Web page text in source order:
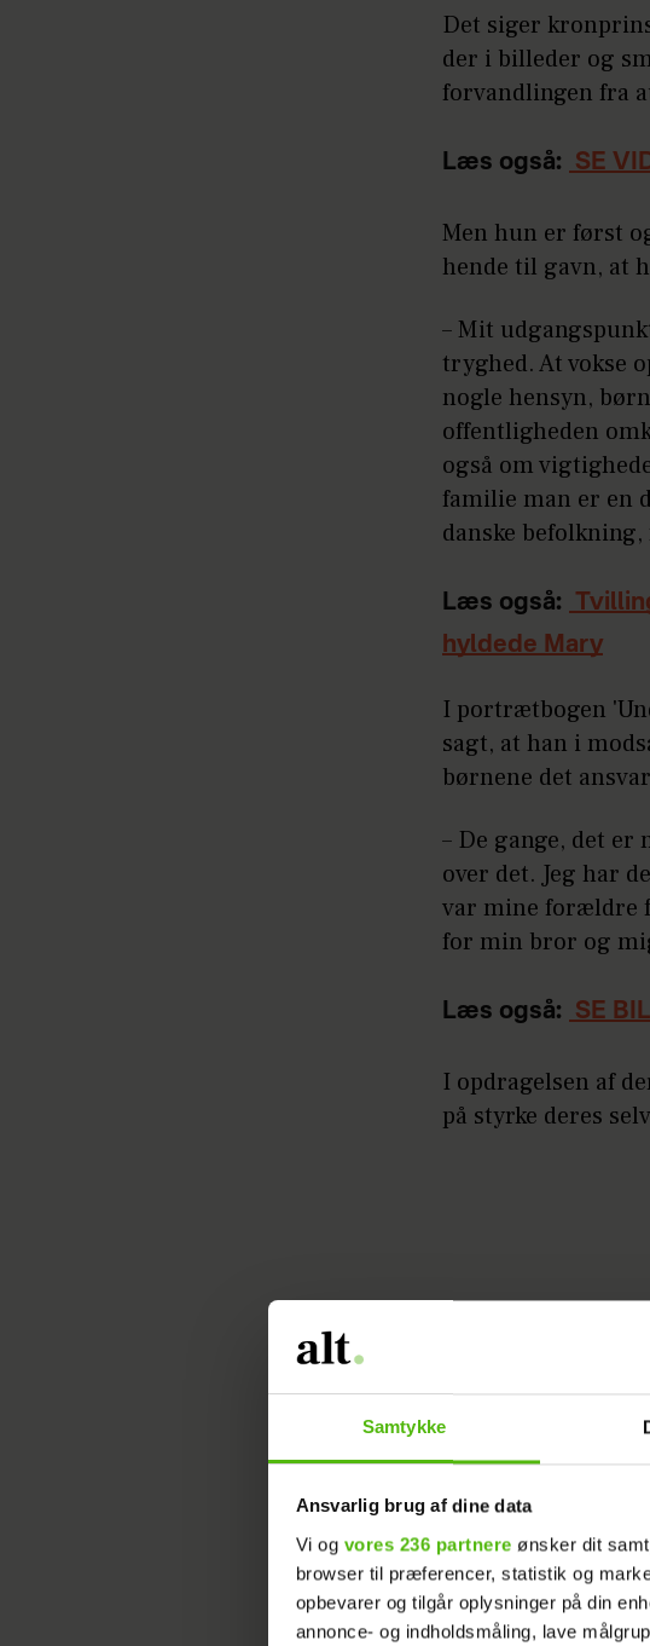
Samtykke
Ansvarlig brug af dine data
Vi og vores 236 partnere ønsker dit
browser til præferencer, statistik og
opbevarer og tilgår oplysninger på din
annonce- og indholdsmåling, lave
Det siger
der i billeder og
forvandlingen fra
Læs også: SE
Men hun er først
hende til gavn, at
– Mit
tryghed. At vokse
nogle hensyn,
offentligheden
også om
familie man er en
danske
Læs også:
hyldede Mary
I portrætbogen
sagt, at han i
børnene det
– De gange, det
over det. Jeg har
var mine forældre
for min bror og
Læs også: SE
I opdragelsen af
på styrke deres
For tillid giver
Men akkurat som
skolen, har Mary
– Men det er
forhold til skolen,
bedste. Det har